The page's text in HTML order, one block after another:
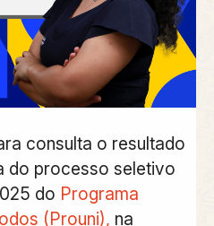
consulta o resultado
do processo seletivo
do Programa
(Prouni), na